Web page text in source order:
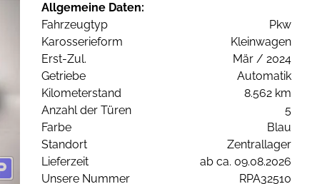
Allgemeine Daten:
Fahrzeugtyp
Pkw
Karosserieform
Kleinwagen
Erst-Zul.
Mär / 2024
Getriebe
Automatik
Kilometerstand
8.562 km
Anzahl der Türen
5
Farbe
Blau
Standort
Zentrallager
Lieferzeit
ab ca. 09.08.2026
Unsere Nummer
RPA32510